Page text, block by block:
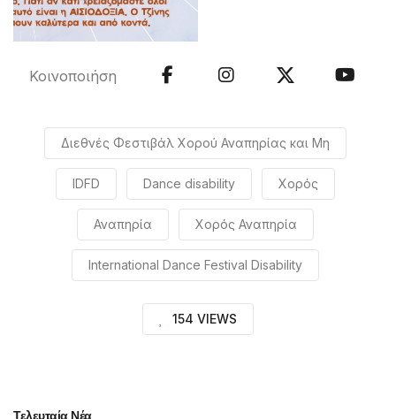
IDFD Dance disability
Αναπηρία Χορός Αναπηρία
154 VIEWS
Τελευταία Νέα
Ολοκληρώθηκε το 9ο Διεθνές